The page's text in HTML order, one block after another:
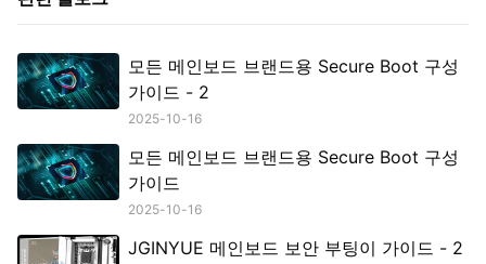
모든 메인보드 브랜드용 Secure Boot 구성
가이드 - 2
2025-10-16
모든 메인보드 브랜드용 Secure Boot 구성
가이드
2025-10-16
JGINYUE 메인보드 보안 부팅이 가이드 - 2